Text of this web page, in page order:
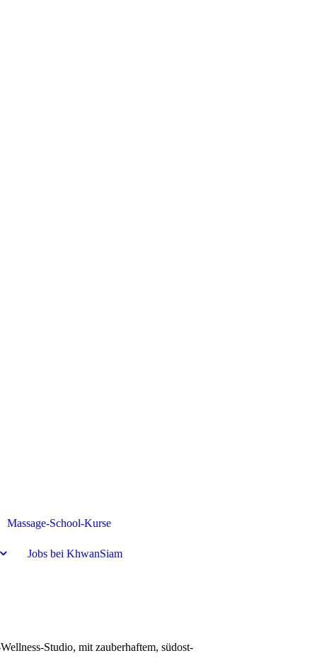
Massage-School-Kurse
Jobs bei KhwanSiam
Studio, mit zauberhaftem, südost-